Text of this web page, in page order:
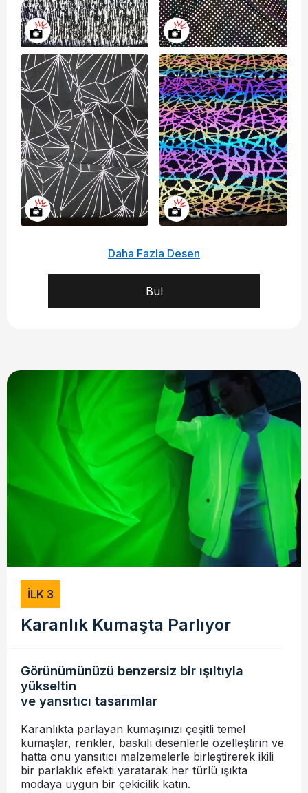
Daha Fazla Desen
Bul
İLK 3
Karanlık Kumaşta Parlıyor
Görünümünüzü benzersiz bir ışıltıyla
yükseltin
ve yansıtıcı tasarımlar
Karanlıkta parlayan kumaşınızı çeşitli temel
kumaşlar, renkler, baskılı desenlerle özelleştirin ve
hatta onu yansıtıcı malzemelerle birleştirerek ikili
bir parlaklık efekti yaratarak her türlü ışıkta
modaya uygun bir çekicilik katın.